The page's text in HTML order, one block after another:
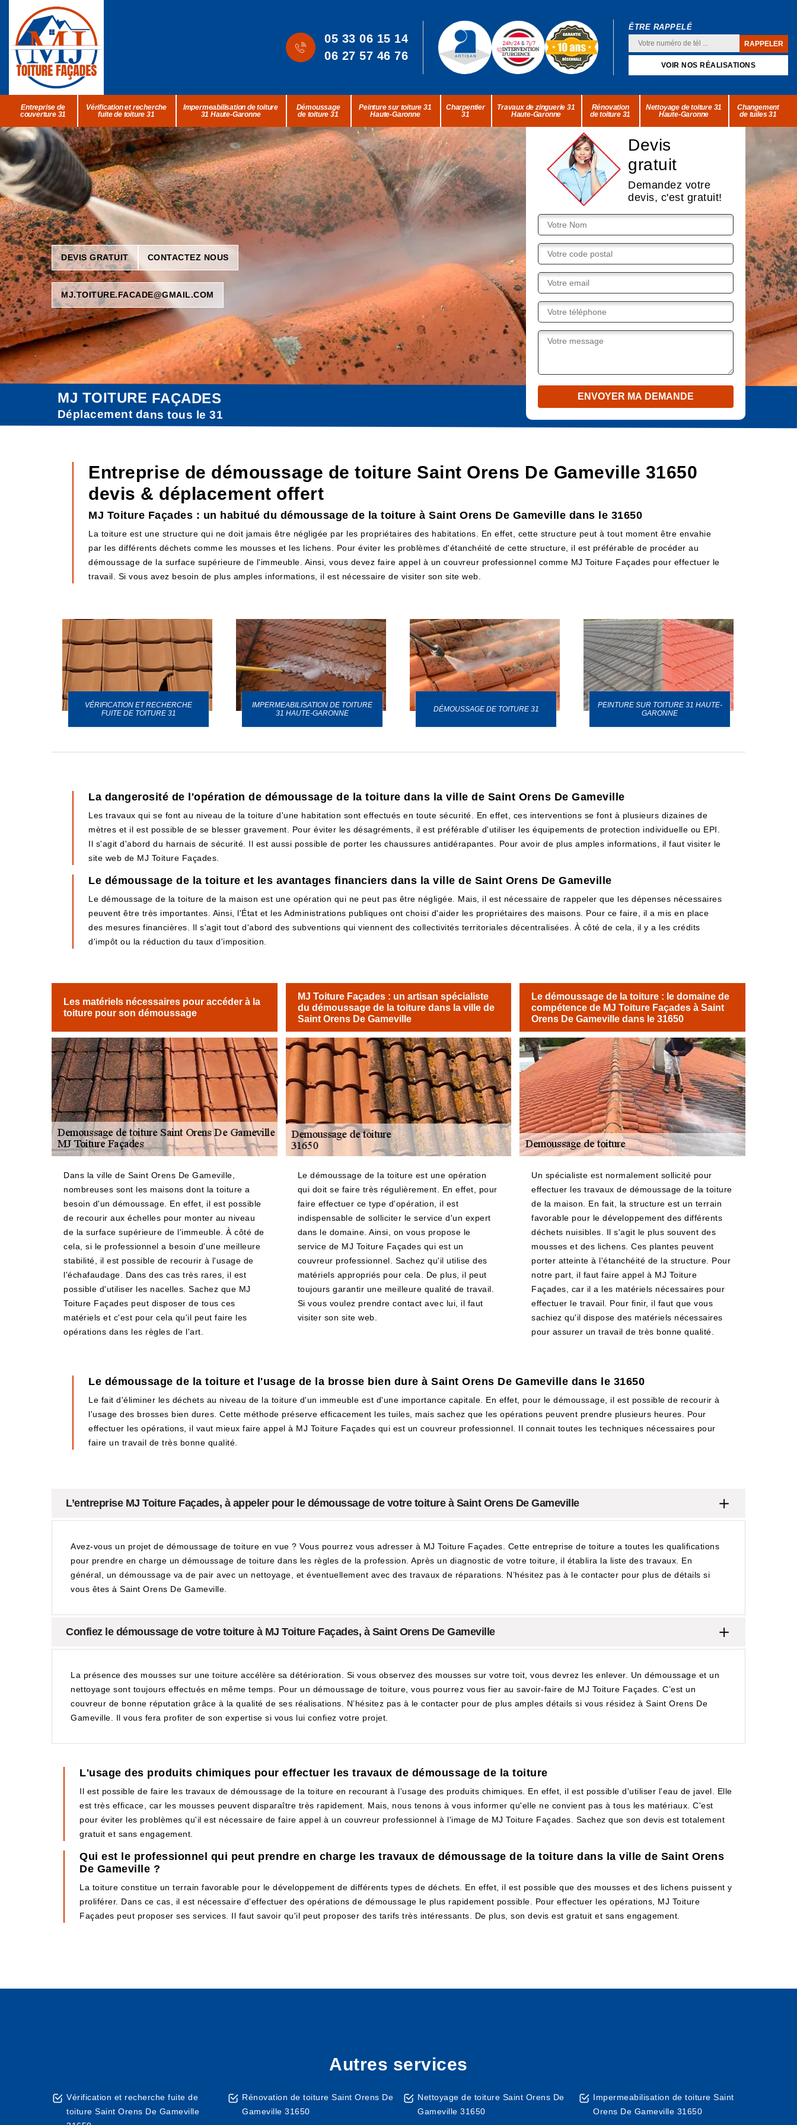
05 33 06 15 14
06 27 57 46 76
ÊTRE RAPPELÉ
VOIR NOS RÉALISATIONS
Entreprise de
couverture 31
Vérification et recherche
fuite de toiture 31
Impermeabilisation de toiture
31 Haute-Garonne
Démoussage
de toiture 31
Peinture sur toiture 31
Haute-Garonne
Charpentier
31
Travaux de zinguerie 31
Haute-Garonne
Rénovation
de toiture 31
Nettoyage de toiture 31
Haute-Garonne
Changement
de tuiles 31
DEVIS GRATUIT CONTACTEZ NOUS
MJ.TOITURE.FACADE@GMAIL.COM
Devis
gratuit
Demandez votre
devis, c'est gratuit!
MJ TOITURE FAÇADES
Déplacement dans tous le 31
Entreprise de démoussage de toiture Saint Orens De Gameville 31650
devis & déplacement offert
MJ Toiture Façades : un habitué du démoussage de la toiture à Saint Orens De Gameville dans le 31650
La toiture est une structure qui ne doit jamais être négligée par les propriétaires des habitations. En effet, cette structure peut à tout moment être envahie
par les différents déchets comme les mousses et les lichens. Pour éviter les problèmes d'étanchéité de cette structure, il est préférable de procéder au
démoussage de la surface supérieure de l'immeuble. Ainsi, vous devez faire appel à un couvreur professionnel comme MJ Toiture Façades pour effectuer le
travail. Si vous avez besoin de plus amples informations, il est nécessaire de visiter son site web.
VÉRIFICATION ET RECHERCHE
FUITE DE TOITURE 31
IMPERMEABILISATION DE TOITURE
31 HAUTE-GARONNE
DÉMOUSSAGE DE TOITURE 31
PEINTURE SUR TOITURE 31 HAUTE-
GARONNE
La dangerosité de l'opération de démoussage de la toiture dans la ville de Saint Orens De Gameville
Les travaux qui se font au niveau de la toiture d'une habitation sont effectués en toute sécurité. En effet, ces interventions se font à plusieurs dizaines de
mètres et il est possible de se blesser gravement. Pour éviter les désagréments, il est préférable d'utiliser les équipements de protection individuelle ou EPI.
Il s'agit d'abord du harnais de sécurité. Il est aussi possible de porter les chaussures antidérapantes. Pour avoir de plus amples informations, il faut visiter le
site web de MJ Toiture Façades.
Le démoussage de la toiture et les avantages financiers dans la ville de Saint Orens De Gameville
Le démoussage de la toiture de la maison est une opération qui ne peut pas être négligée. Mais, il est nécessaire de rappeler que les dépenses nécessaires
peuvent être très importantes. Ainsi, l'État et les Administrations publiques ont choisi d'aider les propriétaires des maisons. Pour ce faire, il a mis en place
des mesures financières. Il s'agit tout d'abord des subventions qui viennent des collectivités territoriales décentralisées. À côté de cela, il y a les crédits
d'impôt ou la réduction du taux d'imposition.
Les matériels nécessaires pour accéder à la
toiture pour son démoussage
Dans la ville de Saint Orens De Gameville,
nombreuses sont les maisons dont la toiture a
besoin d'un démoussage. En effet, il est possible
de recourir aux échelles pour monter au niveau
de la surface supérieure de l'immeuble. À côté de
cela, si le professionnel a besoin d'une meilleure
stabilité, il est possible de recourir à l'usage de
l'échafaudage. Dans des cas très rares, il est
possible d'utiliser les nacelles. Sachez que MJ
Toiture Façades peut disposer de tous ces
matériels et c'est pour cela qu'il peut faire les
opérations dans les règles de l'art.
MJ Toiture Façades : un artisan spécialiste
du démoussage de la toiture dans la ville de
Saint Orens De Gameville
Le démoussage de la toiture est une opération
qui doit se faire très régulièrement. En effet, pour
faire effectuer ce type d'opération, il est
indispensable de solliciter le service d'un expert
dans le domaine. Ainsi, on vous propose le
service de MJ Toiture Façades qui est un
couvreur professionnel. Sachez qu'il utilise des
matériels appropriés pour cela. De plus, il peut
toujours garantir une meilleure qualité de travail.
Si vous voulez prendre contact avec lui, il faut
visiter son site web.
Le démoussage de la toiture : le domaine de
compétence de MJ Toiture Façades à Saint
Orens De Gameville dans le 31650
Un spécialiste est normalement sollicité pour
effectuer les travaux de démoussage de la toiture
de la maison. En fait, la structure est un terrain
favorable pour le développement des différents
déchets nuisibles. Il s'agit le plus souvent des
mousses et des lichens. Ces plantes peuvent
porter atteinte à l'étanchéité de la structure. Pour
notre part, il faut faire appel à MJ Toiture
Façades, car il a les matériels nécessaires pour
effectuer le travail. Pour finir, il faut que vous
sachiez qu'il dispose des matériels nécessaires
pour assurer un travail de très bonne qualité.
Le démoussage de la toiture et l'usage de la brosse bien dure à Saint Orens De Gameville dans le 31650
Le fait d'éliminer les déchets au niveau de la toiture d'un immeuble est d'une importance capitale. En effet, pour le démoussage, il est possible de recourir à
l'usage des brosses bien dures. Cette méthode préserve efficacement les tuiles, mais sachez que les opérations peuvent prendre plusieurs heures. Pour
effectuer les opérations, il vaut mieux faire appel à MJ Toiture Façades qui est un couvreur professionnel. Il connait toutes les techniques nécessaires pour
faire un travail de très bonne qualité.
L’entreprise MJ Toiture Façades, à appeler pour le démoussage de votre toiture à Saint Orens De Gameville
Avez-vous un projet de démoussage de toiture en vue ? Vous pourrez vous adresser à MJ Toiture Façades. Cette entreprise de toiture a toutes les qualifications
pour prendre en charge un démoussage de toiture dans les règles de la profession. Après un diagnostic de votre toiture, il établira la liste des travaux. En
général, un démoussage va de pair avec un nettoyage, et éventuellement avec des travaux de réparations. N’hésitez pas à le contacter pour plus de détails si
vous êtes à Saint Orens De Gameville.
Confiez le démoussage de votre toiture à MJ Toiture Façades, à Saint Orens De Gameville
La présence des mousses sur une toiture accélère sa détérioration. Si vous observez des mousses sur votre toit, vous devrez les enlever. Un démoussage et un
nettoyage sont toujours effectués en même temps. Pour un démoussage de toiture, vous pourrez vous fier au savoir-faire de MJ Toiture Façades. C’est un
couvreur de bonne réputation grâce à la qualité de ses réalisations. N’hésitez pas à le contacter pour de plus amples détails si vous résidez à Saint Orens De
Gameville. Il vous fera profiter de son expertise si vous lui confiez votre projet.
L'usage des produits chimiques pour effectuer les travaux de démoussage de la toiture
Il est possible de faire les travaux de démoussage de la toiture en recourant à l'usage des produits chimiques. En effet, il est possible d'utiliser l'eau de javel. Elle
est très efficace, car les mousses peuvent disparaître très rapidement. Mais, nous tenons à vous informer qu'elle ne convient pas à tous les matériaux. C'est
pour éviter les problèmes qu'il est nécessaire de faire appel à un couvreur professionnel à l'image de MJ Toiture Façades. Sachez que son devis est totalement
gratuit et sans engagement.
Qui est le professionnel qui peut prendre en charge les travaux de démoussage de la toiture dans la ville de Saint Orens
De Gameville ?
La toiture constitue un terrain favorable pour le développement de différents types de déchets. En effet, il est possible que des mousses et des lichens puissent y
proliférer. Dans ce cas, il est nécessaire d'effectuer des opérations de démoussage le plus rapidement possible. Pour effectuer les opérations, MJ Toiture
Façades peut proposer ses services. Il faut savoir qu'il peut proposer des tarifs très intéressants. De plus, son devis est gratuit et sans engagement.
Autres services
Vérification et recherche fuite de
toiture Saint Orens De Gameville
Rénovation de toiture Saint Orens De
Gameville 31650
Nettoyage de toiture Saint Orens De
Gameville 31650
Impermeabilisation de toiture Saint
Orens De Gameville 31650